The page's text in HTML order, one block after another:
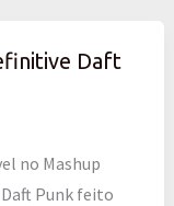
Daft
no Mashup
Punk feito